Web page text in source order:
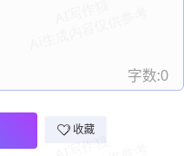
字数:0
收藏